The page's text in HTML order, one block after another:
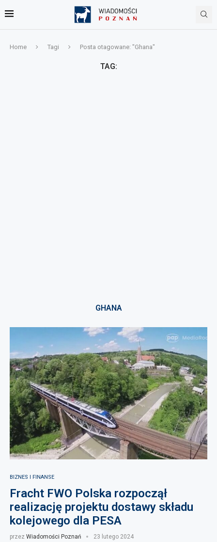
Home Tagi Posta otagowane: "Ghana"
TAG:
GHANA
BIZNES I FINANSE
Fracht FWO Polska rozpoczął
realizację projektu dostawy składu
kolejowego dla PESA
przez Wiadomości Poznań 23 lutego 2024